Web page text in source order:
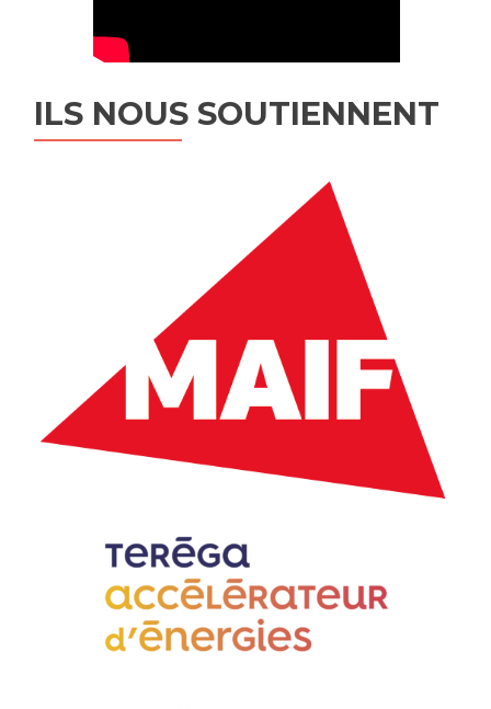
ILS NOUS SOUTIENNENT